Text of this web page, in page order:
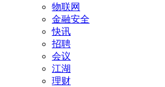
物联网
金融安全
快讯
招聘
会议
江湖
理财